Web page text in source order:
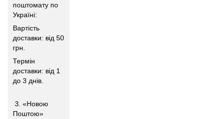
поштомату по
Україні:
Вартість
доставки: від 50
грн.
Термін
доставки: від 1
до 3 днів.
3. «Новою
Поштою»